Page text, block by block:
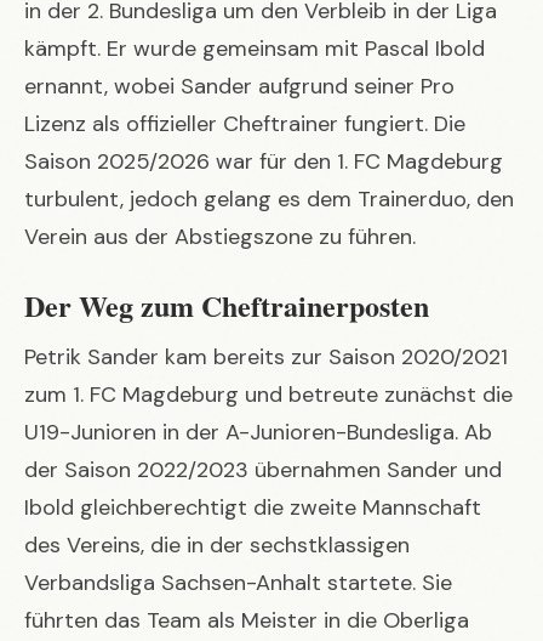
in der 2. Bundesliga um den Verbleib in der Liga
kämpft. Er wurde gemeinsam mit Pascal Ibold
ernannt, wobei Sander aufgrund seiner Pro
Lizenz als offizieller Cheftrainer fungiert. Die
Saison 2025/2026 war für den 1. FC Magdeburg
turbulent, jedoch gelang es dem Trainerduo, den
Verein aus der Abstiegszone zu führen.
Der Weg zum Cheftrainerposten
Petrik Sander kam bereits zur Saison 2020/2021
zum 1. FC Magdeburg und betreute zunächst die
U19-Junioren in der A-Junioren-Bundesliga. Ab
der Saison 2022/2023 übernahmen Sander und
Ibold gleichberechtigt die zweite Mannschaft
des Vereins, die in der sechstklassigen
Verbandsliga Sachsen-Anhalt startete. Sie
führten das Team als Meister in die Oberliga